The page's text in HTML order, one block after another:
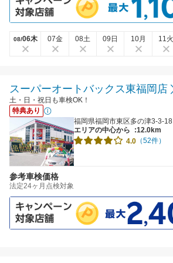
08/06木 07金 08土 09日 10月 11火
スーパーオートバックス東福岡店
土・日・祝日も車検OK！
特典あり
福岡県福岡市東区多の津3-3-18
エリアの中心から
:12.0km
4.0 （52件）
参考車検価格
法定24ヶ月点検対象